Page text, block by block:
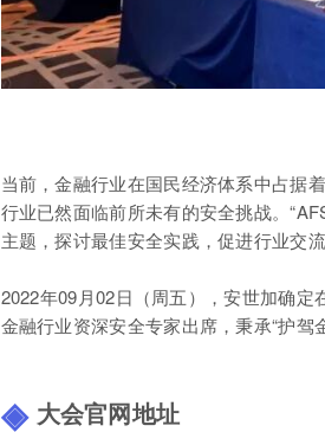
当前，金融行业在国民经济体系中占据
行业已然面临前所未有的安全挑战。
主题，探讨最佳安全实践，促进行业交
2022年09月02日（周五），安世加确定
金融行业资深安全专家出席，秉承“护驾
大会官网地址